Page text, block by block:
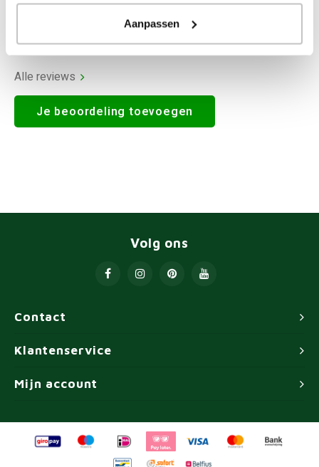
Aanpassen
Alle reviews
Je beoordeling toevoegen
Contact
Volg ons
Klantenservice
Mijn account